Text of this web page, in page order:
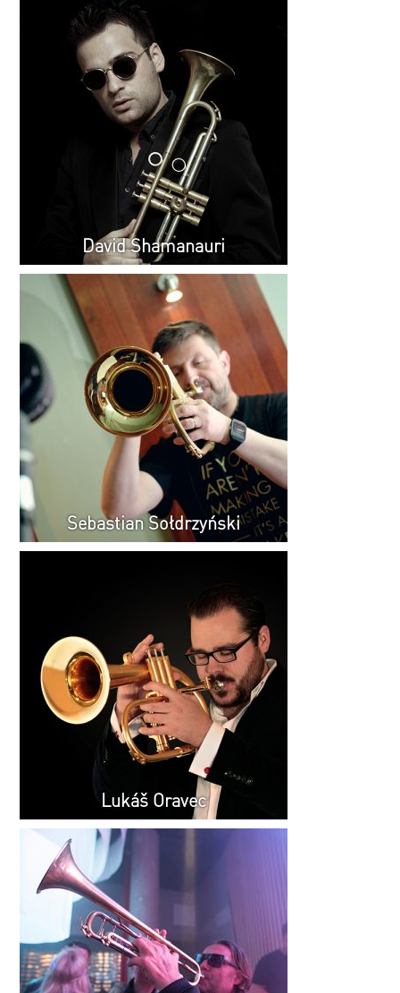
David Shamanauri
Sebastian Sołdrzyński
Lukáš Oravec